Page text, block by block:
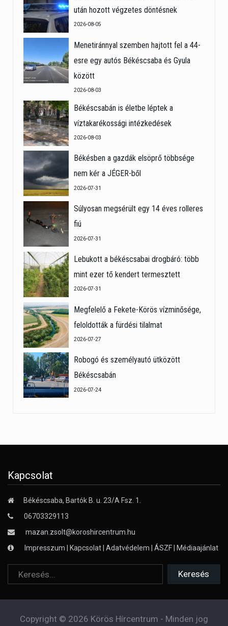
után hozott végzetes döntésnek
2026-08-05
Menetiránnyal szemben hajtott fel a 44-
esre egy autós Békéscsaba és Gyula
között
2026-08-03
Békéscsabán is életbe léptek a
víztakarékossági intézkedések
2026-08-03
Békésben a gazdák elsöprő többsége
nem kér a JÉGER-ből
2026-07-31
Súlyosan megsérült egy 14 éves rolleres
fiú
2026-07-31
Lebukott a békéscsabai drogbáró: több
mint ezer tő kendert termesztett
2026-07-31
Megfelelő a Fekete-Körös vízminősége,
feloldották a fürdési tilalmat
2026-07-27
Robogó és személyautó ütközött
Békéscsabán
2026-07-24
Kapcsolat
Békéscsaba, Bartók B. u. 23/A Fsz. 1.
06703329113
mazan.zsolt@koroshircentrum.hu
Impresszum
Kapcsolat Adatvédelem ÁSZF Médiaajánlat
Copyright © 2026 Körös Hírcentrum - Minden jog